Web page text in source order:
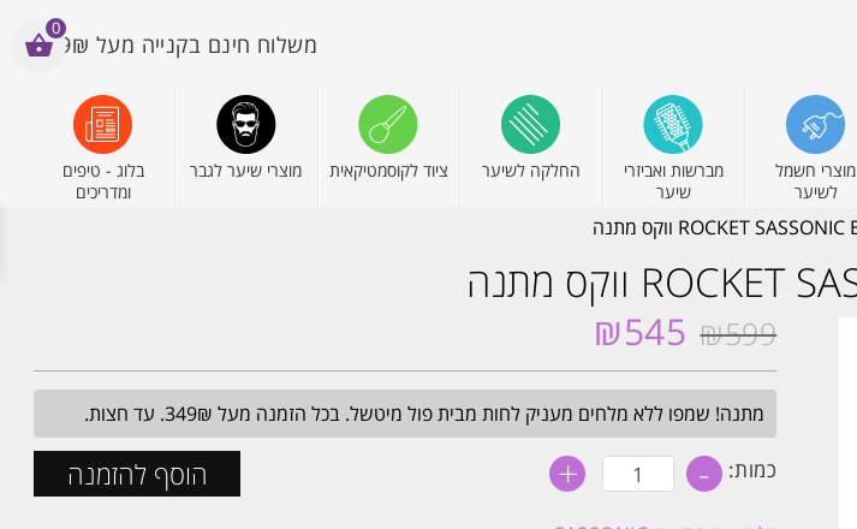
משלוח חינם בקנייה מעל 199₪
מוצרי חשמל
לשיער
מברשות ואביזרי
שיער
החלקה לשיער ציוד לקוסמטיקאית מוצרי שיער לגבר
בלוג - טיפים
ומדריכים
₪599
המחיר
היה:
₪599.
₪545
הוא:
₪545.
מתנה! שמפו ללא מלחים מעניק לחות מבית פול מיטשל. בכל הזמנה מעל 349₪. עד חצות.
כמות: - כמות
של
תספורת
+ הוסף להזמנה
0